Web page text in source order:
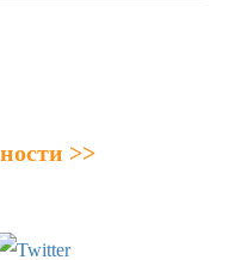
>>